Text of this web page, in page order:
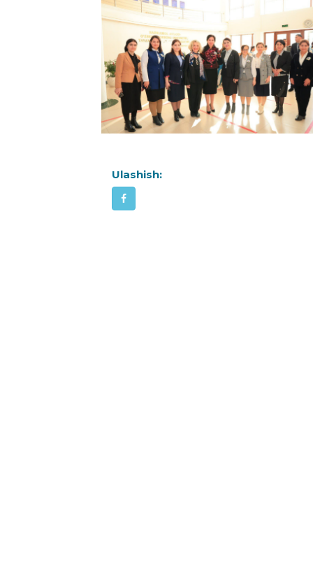
Ulashish: